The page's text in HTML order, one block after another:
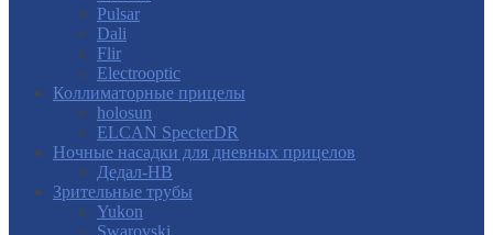
Pulsar
Dali
Flir
Electrooptic
Коллиматорные прицелы
holosun
ELCAN SpecterDR
Ночные насадки для дневных прицелов
Дедал-НВ
Зрительные трубы
Yukon
Swarovski